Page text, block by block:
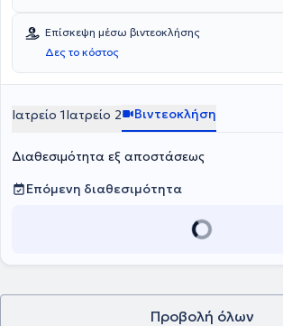
Επίσκεψη μέσω βιντεοκλήσης
Δες το κόστος
Ιατρείο 1Ιατρείο 2 Βιντεοκλήση
Διαθεσιμότητα εξ αποστάσεως
Επόμενη διαθεσιμότητα
Προβολή όλων